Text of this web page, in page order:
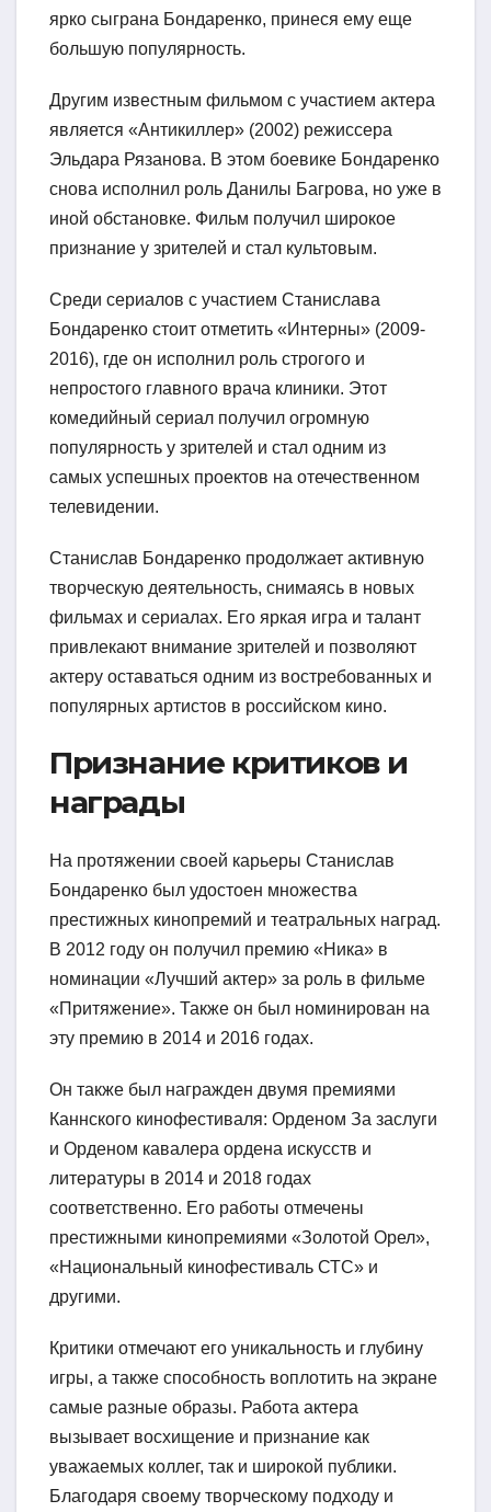
ярко сыграна Бондаренко, принеся ему еще
большую популярность.
Другим известным фильмом с участием актера
является «Антикиллер» (2002) режиссера
Эльдара Рязанова. В этом боевике Бондаренко
снова исполнил роль Данилы Багрова, но уже в
иной обстановке. Фильм получил широкое
признание у зрителей и стал культовым.
Среди сериалов с участием Станислава
Бондаренко стоит отметить «Интерны» (2009-
2016), где он исполнил роль строгого и
непростого главного врача клиники. Этот
комедийный сериал получил огромную
популярность у зрителей и стал одним из
самых успешных проектов на отечественном
телевидении.
Станислав Бондаренко продолжает активную
творческую деятельность, снимаясь в новых
фильмах и сериалах. Его яркая игра и талант
привлекают внимание зрителей и позволяют
актеру оставаться одним из востребованных и
популярных артистов в российском кино.
Признание критиков и
награды
На протяжении своей карьеры Станислав
Бондаренко был удостоен множества
престижных кинопремий и театральных наград.
В 2012 году он получил премию «Ника» в
номинации «Лучший актер» за роль в фильме
«Притяжение». Также он был номинирован на
эту премию в 2014 и 2016 годах.
Он также был награжден двумя премиями
Каннского кинофестиваля: Орденом За заслуги
и Орденом кавалера ордена искусств и
литературы в 2014 и 2018 годах
соответственно. Его работы отмечены
престижными кинопремиями «Золотой Орел»,
«Национальный кинофестиваль СТС» и
другими.
Критики отмечают его уникальность и глубину
игры, а также способность воплотить на экране
самые разные образы. Работа актера
вызывает восхищение и признание как
уважаемых коллег, так и широкой публики.
Благодаря своему творческому подходу и